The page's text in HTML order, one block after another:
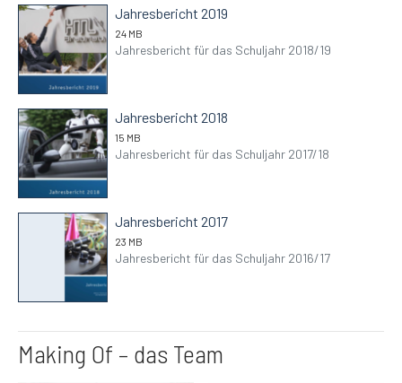
Jahresbericht 2019
24 MB
Jahresbericht für das Schuljahr 2018/19
Jahresbericht 2018
15 MB
Jahresbericht für das Schuljahr 2017/18
Jahresbericht 2017
23 MB
Jahresbericht für das Schuljahr 2016/17
Making Of – das Team